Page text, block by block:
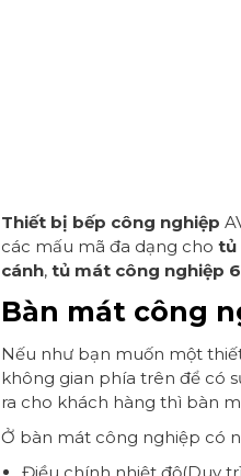
Thiết bị bếp công nghiệp
các mấu mã đa dạng cho tủ
cánh, tủ mát công nghiệp
Bàn mát công
Nếu như bạn muốn một
không gian phía trên để có
ra cho khách hàng thì bàn
Ở bàn mát công nghiệp có